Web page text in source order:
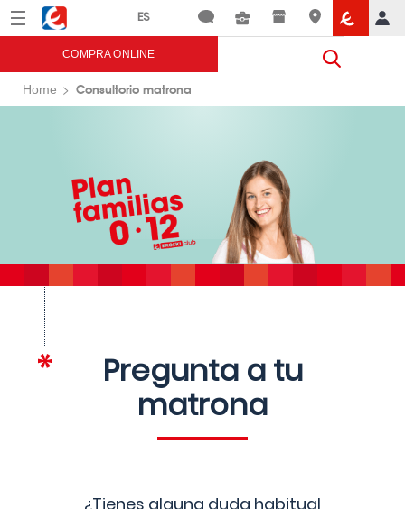
Menú Eroski
COMPRA ONLINE
Home Consultorio matrona
Pregunta a tu
matrona
¿Tienes alguna duda habitual